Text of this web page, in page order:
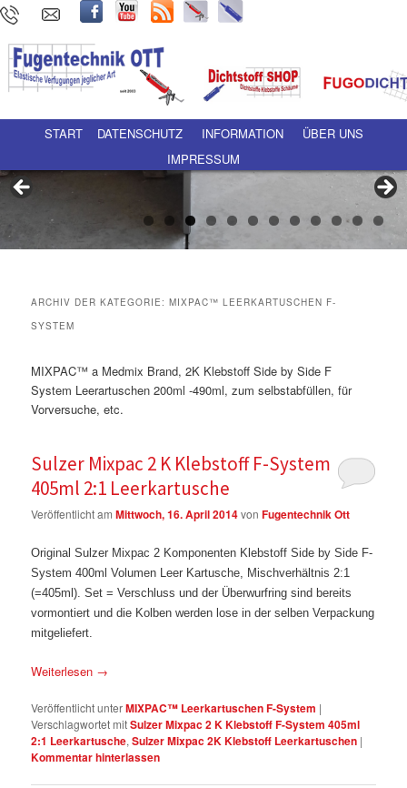
Hauptmenü Zum Inhalt wechseln
Zum sekundären Inhalt wechseln
START DATENSCHUTZ INFORMATION
ÜBER UNS
IMPRESSUM
ARCHIV DER KATEGORIE:MIXPAC™ LEERKARTUSCHEN F-
SYSTEM
MIXPAC™ a Medmix Brand, 2K Klebstoff Side by Side F
System Leerartuschen 200ml -490ml, zum selbstabfüllen, für
Vorversuche, etc.
Sulzer Mixpac 2 K Klebstoff F-System
405ml 2:1 Leerkartusche
Veröffentlicht amMittwoch, 16. April 2014vonFugentechnik Ott
Original Sulzer Mixpac 2 Komponenten Klebstoff Side by Side F-
System 400ml Volumen Leer Kartusche, Mischverhältnis 2:1
(=405ml). Set = Verschluss und der Überwurfring sind bereits
vormontiert und die Kolben werden lose in der selben Verpackung
mitgeliefert.
Weiterlesen →
Veröffentlicht unterMIXPAC™ Leerkartuschen F-System |
Verschlagwortet mitSulzer Mixpac 2 K Klebstoff F-System 405ml
2:1 Leerkartusche,Sulzer Mixpac 2K Klebstoff Leerkartuschen |
Kommentar hinterlassen